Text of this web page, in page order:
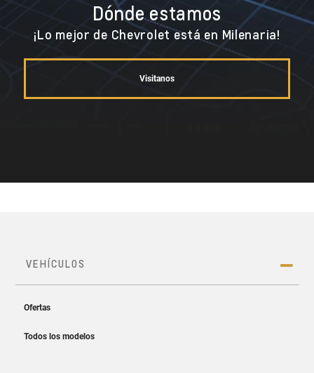
Dónde estamos
¡Lo mejor de Chevrolet está en Milenaria!
Visitanos